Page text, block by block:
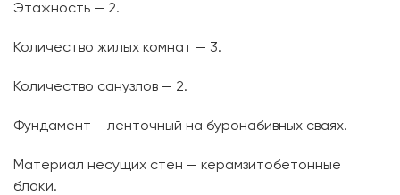
Этажность — 2.
Количество жилых комнат — 3.
Количество санузлов — 2.
Фундамент – ленточный на буронабивных сваях.
Материал несущих стен — керамзитобетонные
блоки.